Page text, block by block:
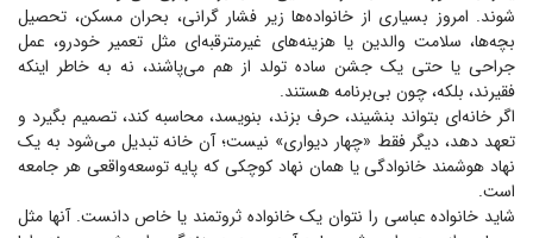
شوند. امروز بسیاری از خانواده‌ها زیر فشار گرانی، بحران مسکن، تحصیل
بچه‌ها، سلامت والدین یا هزینه‌های غیرمترقبه‌ای مثل تعمیر خودرو، عمل
جراحی یا حتی یک جشن ساده تولد از هم می‌پاشند، نه به خاطر اینکه
فقیرند، بلکه، چون بی‌برنامه هستند.
اگر خانه‌ای بتواند بنشیند، حرف بزند، بنویسد، محاسبه کند، تصمیم بگیرد و
تعهد دهد، دیگر فقط «چهار دیواری» نیست؛ آن خانه تبدیل می‌شود به یک
نهاد هوشمند خانوادگی یا همان نهاد کوچکی که پایه توسعه‌واقعی هر جامعه
است.
شاید خانواده عباسی را نتوان یک خانواده ثروتمند یا خاص دانست. آنها مثل